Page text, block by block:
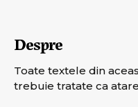
Despre
Toate textele din
trebuie tratate ca